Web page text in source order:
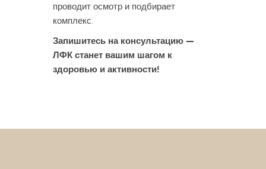
проводит осмотр и подбирает
комплекс.
Запишитесь на консультацию —
ЛФК станет вашим шагом к
здоровью и активности!